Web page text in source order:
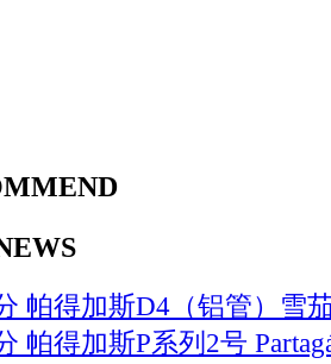
帕得加斯D4（铝管）雪
帕得加斯P系列2号